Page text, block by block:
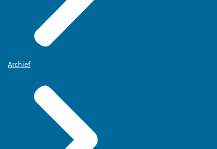
Archief